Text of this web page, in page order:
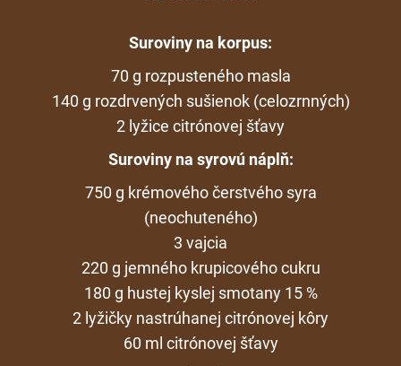
Suroviny na korpus:
70 g rozpusteného masla
140 g rozdrvených sušienok (celozrnných)
2 lyžice citrónovej šťavy
Suroviny na syrovú náplň:
750 g krémového čerstvého syra
(neochuteného)
3 vajcia
220 g jemného krupicového cukru
180 g hustej kyslej smotany 15 %
2 lyžičky nastrúhanej citrónovej kôry
60 ml citrónovej šťavy